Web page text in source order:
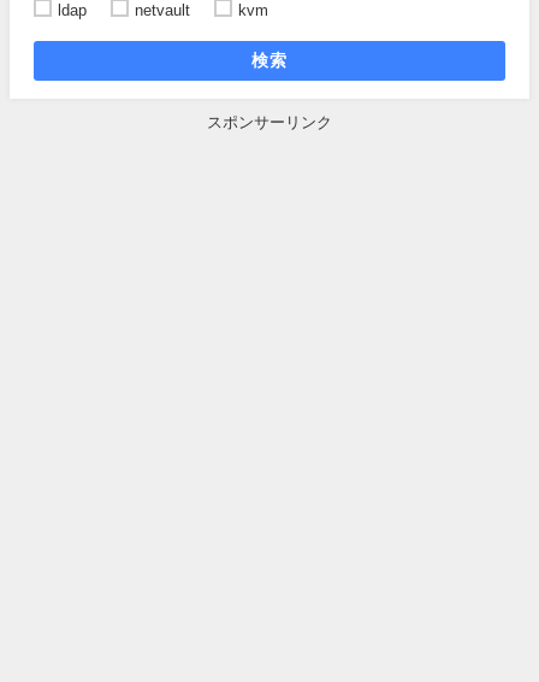
ldap
netvault kvm
検索
スポンサーリンク